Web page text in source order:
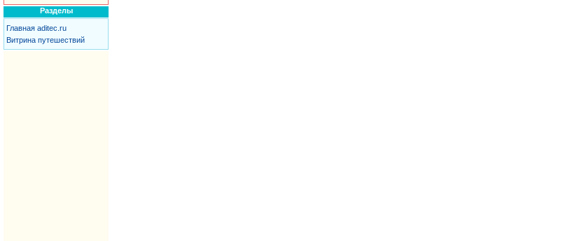
Разделы
Главная aditec.ru
Витрина путешествий